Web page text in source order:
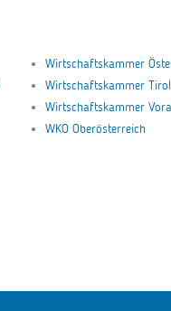
Wirtschaftskammer
Wirtschaftskammer Tirol
Wirtschaftskammer
WKO Oberösterreich